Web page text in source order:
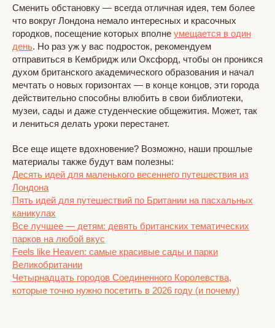
Сменить обстановку — всегда отличная идея, тем более
что вокруг Лондона немало интересных и красочных
городков, посещение которых вполне умещается в один
день. Но раз уж у вас подросток, рекомендуем
отправиться в Кембридж или Оксфорд, чтобы он проникся
духом британского академического образования и начал
мечтать о новых горизонтах — в конце концов, эти города
действительно способны влюбить в свои библиотеки,
музеи, сады и даже студенческие общежития. Может, так
и лениться делать уроки перестанет.
Все еще ищете вдохновение? Возможно, наши прошлые
материалы также будут вам полезны:
Десять идей для маленького весеннего путешествия из
Лондона
Пять идей для путешествий по Британии на пасхальных
каникулах
Все лучшее — детям: девять британских тематических
парков на любой вкус
Feels like Heaven: самые красивые сады и парки
Великобритании
Четырнадцать городов Соединенного Королевства,
которые точно нужно посетить в 2026 году (и почему)